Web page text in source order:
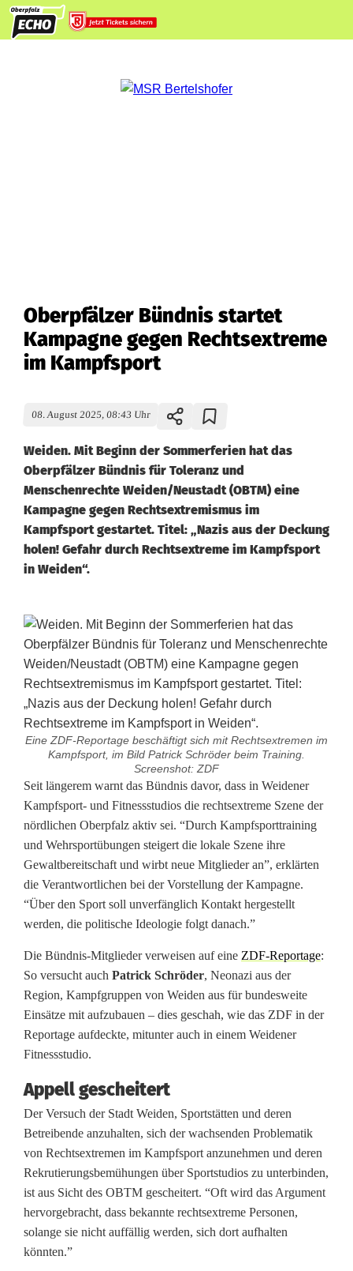
Oberpfälzer Bündnis startet
Kampagne gegen Rechtsextreme
im Kampfsport
08. August 2025, 08:43 Uhr
Weiden. Mit Beginn der Sommerferien hat das
Oberpfälzer Bündnis für Toleranz und
Menschenrechte Weiden/Neustadt (OBTM) eine
Kampagne gegen Rechtsextremismus im
Kampfsport gestartet. Titel: „Nazis aus der Deckung
holen! Gefahr durch Rechtsextreme im Kampfsport
in Weiden“.
Eine ZDF-Reportage beschäftigt sich mit Rechtsextremen im
Kampfsport, im Bild Patrick Schröder beim Training.
Screenshot: ZDF
O
b
e
r
p
ä
l
z
e
r
B
ü
n
d
n
Seit längerem warnt das Bündnis davor, dass in Weidener
Kampfsport- und Fitnessstudios die rechtsextreme Szene der
nördlichen Oberpfalz aktiv sei. “Durch Kampfsporttraining
und Wehrsportübungen steigert die lokale Szene ihre
Gewaltbereitschaft und wirbt neue Mitglieder an”, erklärten
die Verantwortlichen bei der Vorstellung der Kampagne.
“Über den Sport soll unverfänglich Kontakt hergestellt
werden, die politische Ideologie folgt danach.”
Die Bündnis-Mitglieder verweisen auf eine ZDF-Reportage:
So versucht auch Patrick Schröder, Neonazi aus der
Region, Kampfgruppen von Weiden aus für bundesweite
Einsätze mit aufzubauen – dies geschah, wie das ZDF in der
Reportage aufdeckte, mitunter auch in einem Weidener
Fitnessstudio.
Appell gescheitert
Der Versuch der Stadt Weiden, Sportstätten und deren
Betreibende anzuhalten, sich der wachsenden Problematik
von Rechtsextremen im Kampfsport anzunehmen und deren
Rekrutierungsbemühungen über Sportstudios zu unterbinden,
ist aus Sicht des OBTM gescheitert. “Oft wird das Argument
hervorgebracht, dass bekannte rechtsextreme Personen,
solange sie nicht auffällig werden, sich dort aufhalten
könnten.”